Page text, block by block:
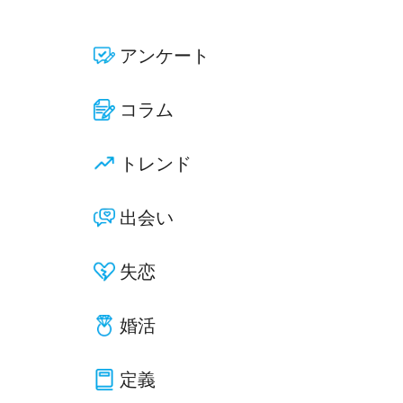
アンケート
コラム
トレンド
出会い
失恋
婚活
定義